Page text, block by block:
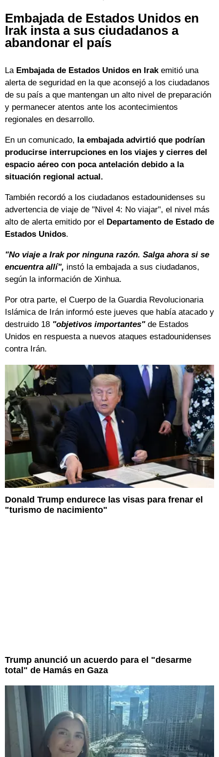
Embajada de Estados Unidos en
Irak insta a sus ciudadanos a
abandonar el país
La Embajada de Estados Unidos en Irak emitió una
alerta de seguridad en la que aconsejó a los ciudadanos
de su país a que mantengan un alto nivel de preparación
y permanecer atentos ante los acontecimientos
regionales en desarrollo.
En un comunicado, la embajada advirtió que podrían
producirse interrupciones en los viajes y cierres del
espacio aéreo con poca antelación debido a la
situación regional actual.
También recordó a los ciudadanos estadounidenses su
advertencia de viaje de "Nivel 4: No viajar", el nivel más
alto de alerta emitido por el Departamento de Estado de
Estados Unidos.
"No viaje a Irak por ninguna razón. Salga ahora si se
encuentra allí", instó la embajada a sus ciudadanos,
según la información de Xinhua.
Por otra parte, el Cuerpo de la Guardia Revolucionaria
Islámica de Irán informó este jueves que había atacado y
destruido 18 "objetivos importantes"de Estados
Unidos en respuesta a nuevos ataques estadounidenses
contra Irán.
Donald Trump endurece las visas para frenar el
"turismo de nacimiento"
Trump anunció un acuerdo para el "desarme
total" de Hamás en Gaza